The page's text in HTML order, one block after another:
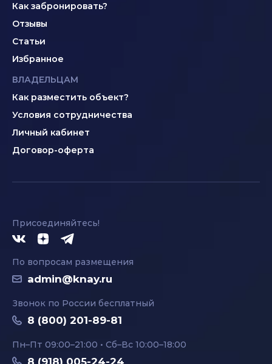
Как забронировать?
Отзывы
Статьи
Избранное
ВЛАДЕЛЬЦАМ
Как разместить объект?
Условия сотрудничества
Личный кабинет
Договор-оферта
Присоединяйтесь!
По вопросам размещения
admin@knay.ru
Звонок по России бесплатный
8 (800) 201-89-81
Пн–Пт 09:00–21:00 • Сб–Вс 10:00–18:00